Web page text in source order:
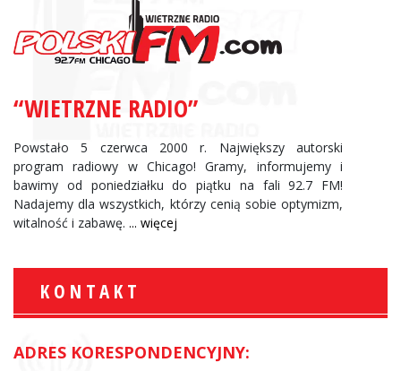
“WIETRZNE RADIO”
Powstało 5 czerwca 2000 r. Największy autorski
program radiowy w Chicago! Gramy, informujemy i
bawimy od poniedziałku do piątku na fali 92.7 FM!
Nadajemy dla wszystkich, którzy cenią sobie optymizm,
witalność i zabawę. ... więcej
KONTAKT
ADRES KORESPONDENCYJNY: